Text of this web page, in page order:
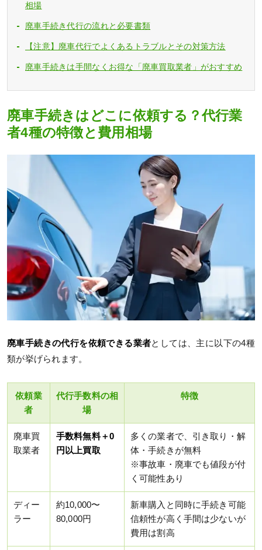
相場
廃車手続き代行の流れと必要書類
【注意】廃車代行でよくあるトラブルとその対策方法
廃車手続きは手間なくお得な「廃車買取業者」がおすすめ
廃車手続きはどこに依頼する？代行業
者4種の特徴と費用相場
廃車手続きの代行を依頼できる業者としては、主に以下の4種
類が挙げられます。
依頼業
者
代行手数料の相
場
特徴
廃車買
取業者
手数料無料＋0
円以上買取
多くの業者で、引き取り・解
体・手続きが無料
※事故車・廃車でも値段が付
く可能性あり
ディー
ラー
約10,000〜
80,000円
新車購入と同時に手続き可能
信頼性が高く手間は少ないが
費用は割高